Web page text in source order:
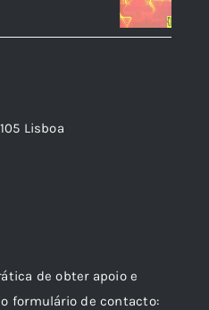
era:
atual
é:
Lisboa
de obter apoio e
formulário de contacto: